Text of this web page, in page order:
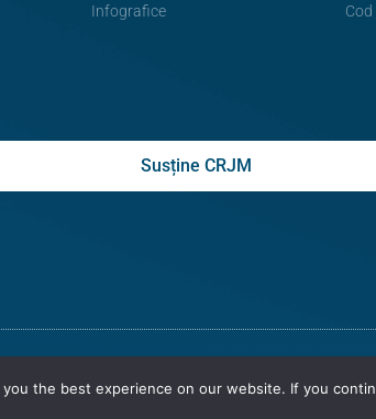
Infografice
Susține CRJM
the best experience on our website. If you